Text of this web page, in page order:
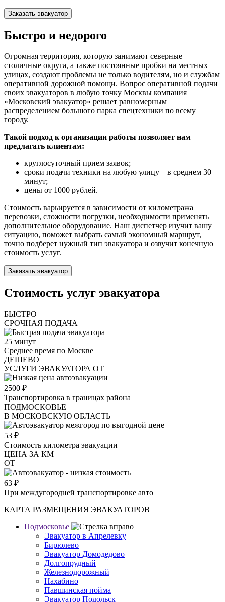
Заказать эвакуатор
Быстро и недорого
Огромная территория, которую занимают северные
столичные округа, а также постоянные пробки на местных
улицах, создают проблемы не только водителям, но и службам
оперативной дорожной помощи. Вопрос оперативной подачи
своих эвакуаторов в любую точку Москвы компания
«Московский эвакуатор» решает равномерным
распределением большого парка спецтехники по всему
городу.
Такой подход к организации работы позволяет нам
предлагать клиентам:
круглосуточный прием заявок;
сроки подачи техники на любую улицу – в среднем 30
минут;
цены от 1000 рублей.
Стоимость варьируется в зависимости от километража
перевозки, сложности погрузки, необходимости применять
дополнительное оборудование. Наш диспетчер изучит вашу
ситуацию, поможет выбрать самый экономный маршрут,
точно подберет нужный тип эвакуатора и озвучит конечную
стоимость услуг.
Заказать эвакуатор
Стоимость услуг эвакуатора
БЫСТРО
СРОЧНАЯ ПОДАЧА
25 минут
Среднее время по Москве
ДЕШЕВО
УСЛУГИ ЭВАКУАТОРА ОТ
2500 ₽
Транспортировка в границах района
ПОДМОСКОВЬЕ
В МОСКОВСКУЮ ОБЛАСТЬ
53 ₽
Стоимость километра эвакуации
ЦЕНА ЗА КМ
ОТ
63 ₽
При междугородней транспортировке авто
КАРТА РАЗМЕЩЕНИЯ ЭВАКУАТОРОВ
Подмосковье
Эвакуатор в Апрелевку
Бирюлево
Эвакуатор Домодедово
Долгопрудный
Железнодорожный
Нахабино
Павшинская пойма
Эвакуатор Подольск